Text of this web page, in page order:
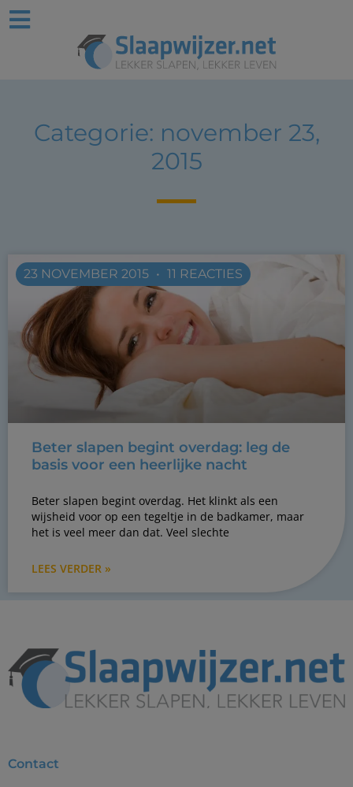
Categorie: november 23,
2015
Beter slapen begint overdag: leg de
basis voor een heerlijke nacht
Beter slapen begint overdag. Het klinkt als een
wijsheid voor op een tegeltje in de badkamer, maar
het is veel meer dan dat. Veel slechte
LEES VERDER »
23 NOVEMBER 2015 11 REACTIES
Contact